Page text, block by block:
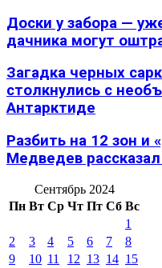
Доски у забора —
дачника могут
Загадка черных
столкнулись с
Антарктиде
Разбить на 12 зон и
Медведев
Сентябрь 2024
Пн Вт Ср Чт Пт Сб Вс
1
2
3 4 5 6 7
8
9
10 11 12 13 14 15